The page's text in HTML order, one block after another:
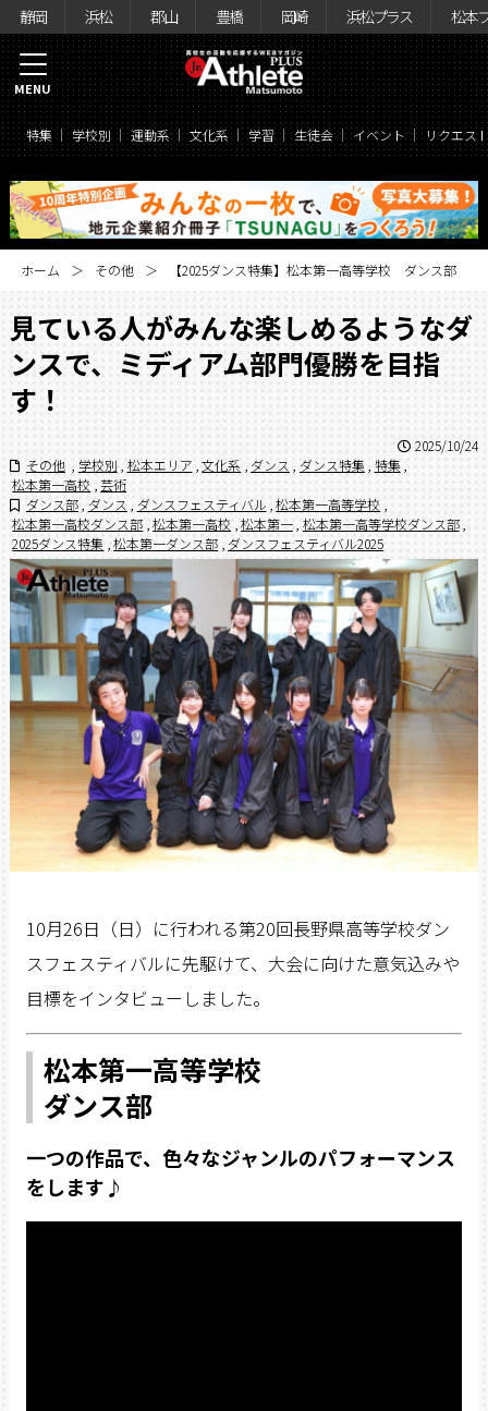
静岡 浜松 郡山 豊橋 岡崎 浜松プラス 松本
特集 学校別 運動系 文化系 学習 生徒会 イベント リクエス
MENU
ホーム その他 【2025ダンス特集】松本第一高等学校 ダンス部
見ている人がみんな楽しめるようなダ
ンスで、ミディアム部門優勝を目指
す！
2025/10/24
その他
学校別 松本エリア 文化系 ダンス ダンス特集 特集
松本第一高校 ,芸術
ダンス部 ダンス ダンスフェスティバル 松本第一高等学校
松本第一高校ダンス部 ,松本第一高校 松本第一 松本第一高等学校ダンス部
2025ダンス特集 松本第一ダンス部 ダンスフェスティバル2025
10月26日（日）に行われる第20回長野県高等学校ダン
スフェスティバルに先駆けて、 大会に向けた意気込みや
目標をインタビューしました。
松本第一高等学校
ダンス部
一つの作品で、色々なジャンルのパフォーマンス
をします♪